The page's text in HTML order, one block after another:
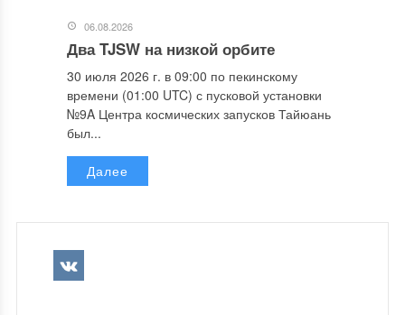
06.08.2026
Два TJSW на низкой орбите
30 июля 2026 г. в 09:00 по пекинскому
времени (01:00 UTC) с пусковой установки
№9A Центра космических запусков Тайюань
был...
Далее